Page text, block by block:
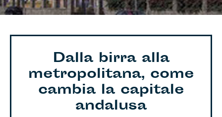
Dalla birra alla
metropolitana, come
cambia la capitale
andalusa